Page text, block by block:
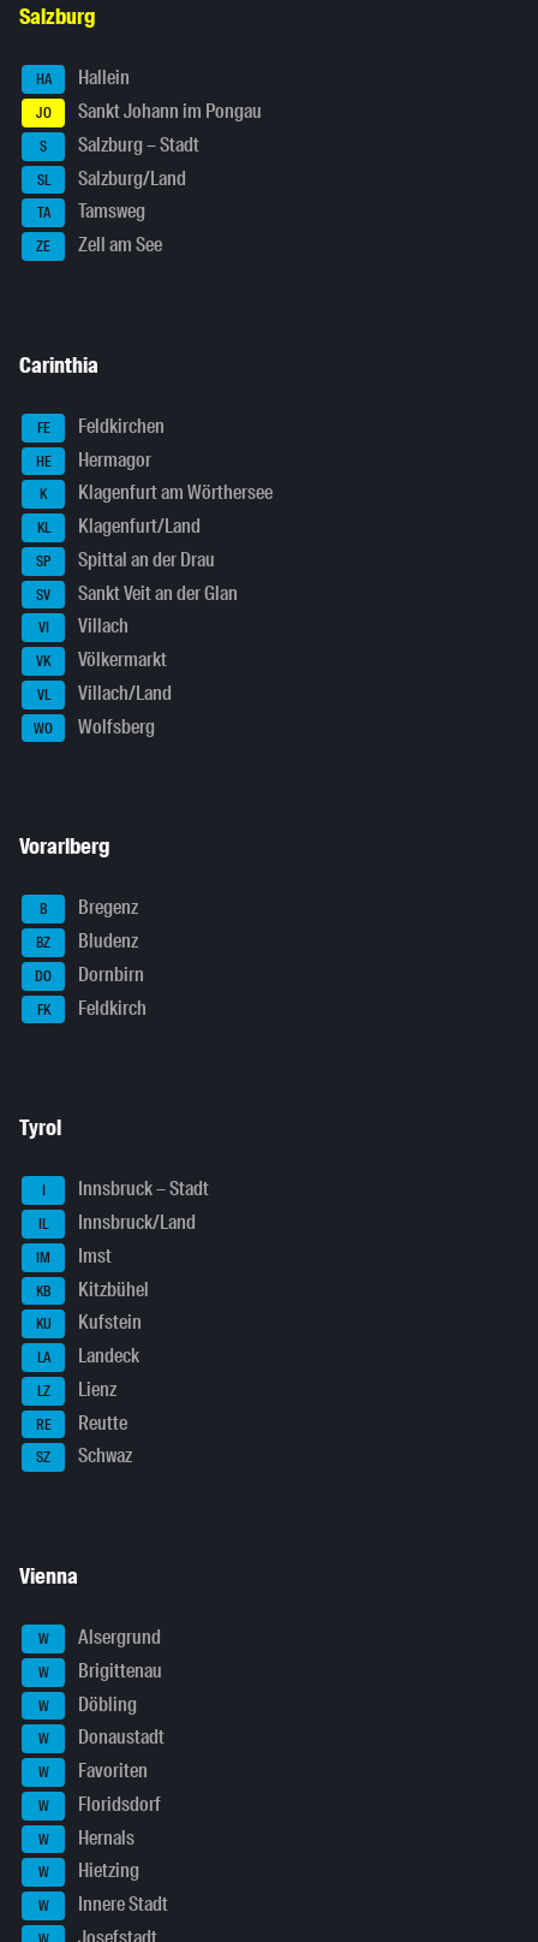
Salzburg
HA Hallein
JO Sankt Johann im Pongau
S Salzburg – Stadt
SL Salzburg/Land
TA Tamsweg
ZE Zell am See
Carinthia
FE Feldkirchen
HE Hermagor
K Klagenfurt am Wörthersee
KL Klagenfurt/Land
SP Spittal an der Drau
SV Sankt Veit an der Glan
VI Villach
VK Völkermarkt
VL Villach/Land
WO Wolfsberg
Vorarlberg
B Bregenz
BZ Bludenz
DO Dornbirn
FK Feldkirch
Tyrol
I Innsbruck – Stadt
IL Innsbruck/Land
IM Imst
KB Kitzbühel
KU Kufstein
LA Landeck
LZ Lienz
RE Reutte
SZ Schwaz
Vienna
W Alsergrund
W Brigittenau
W Döbling
W Donaustadt
W Favoriten
W Floridsdorf
W Hernals
W Hietzing
W Innere Stadt